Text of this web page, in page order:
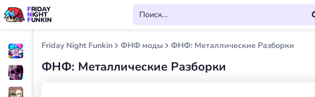
FRIDAY
NIGHT
FUNKIN
Friday Night Funkin ФНФ моды ФНФ: Металлические Разборки
ФНФ: Металлические Разборки